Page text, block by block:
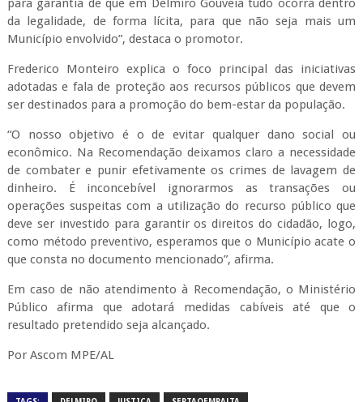
para garantia de que em Delmiro Gouveia tudo ocorra dentro
da legalidade, de forma lícita, para que não seja mais um
Município envolvido”, destaca o promotor.
Frederico Monteiro explica o foco principal das iniciativas
adotadas e fala de proteção aos recursos públicos que devem
ser destinados para a promoção do bem-estar da população.
“O nosso objetivo é o de evitar qualquer dano social ou
econômico. Na Recomendação deixamos claro a necessidade
de combater e punir efetivamente os crimes de lavagem de
dinheiro. É inconcebível ignorarmos as transações ou
operações suspeitas com a utilização do recurso público que
deve ser investido para garantir os direitos do cidadão, logo,
como método preventivo, esperamos que o Município acate o
que consta no documento mencionado”, afirma.
Em caso de não atendimento à Recomendação, o Ministério
Público afirma que adotará medidas cabíveis até que o
resultado pretendido seja alcançado.
Por Ascom MPE/AL